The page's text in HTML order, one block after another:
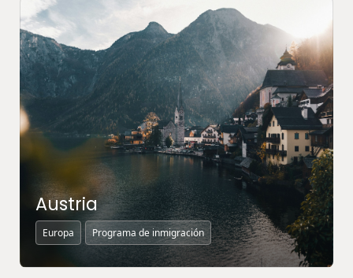
Austria
Europa Programa de inmigración